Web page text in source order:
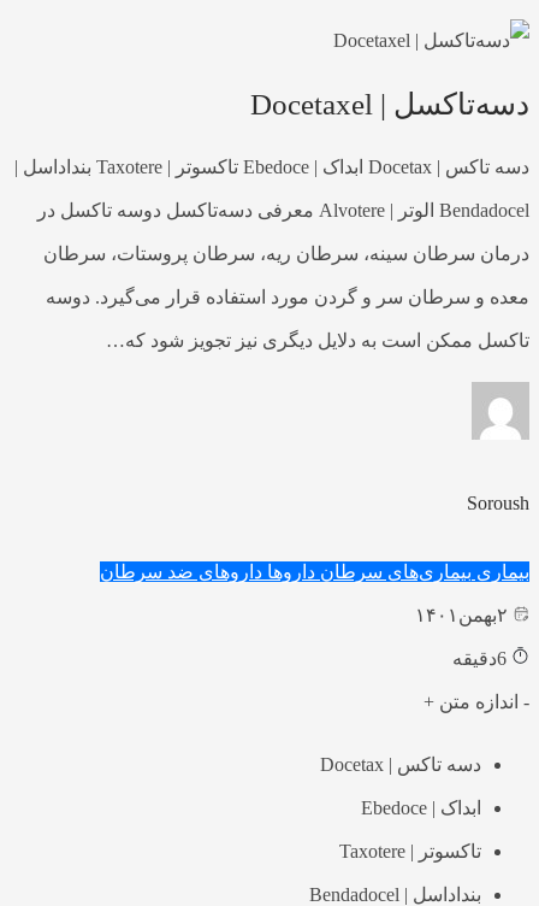
دسه‌‌تاکسل | Docetaxel
دسه تاکس | Docetax ابداک | Ebedoce تاکسوتر | Taxotere بنداداسل |
Bendadocel الوتر | Alvotere معرفی دسه‌‌تاکسل دوسه تاکسل در
درمان سرطان سینه، سرطان ریه، سرطان پروستات، سرطان
معده و سرطان سر و گردن مورد استفاده قرار می‌گیرد. دوسه
تاکسل ممکن است به دلایل دیگری نیز تجویز شود که…
Soroush
بیماری بیماری‌های سرطان داروها داروهای ضد سرطان
بهمن ۱۴۰۱
دقیقه
- اندازه متن +
دسه تاکس | Docetax
ابداک | Ebedoce
تاکسوتر | Taxotere
بنداداسل | Bendadocel